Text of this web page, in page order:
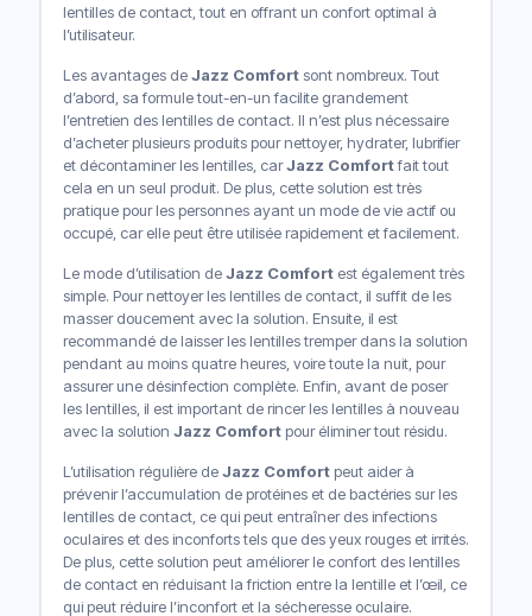
lentilles de contact, tout en offrant un confort optimal à
l’utilisateur.
Les avantages deJazz Comfortsont nombreux. Tout
d’abord, sa formule tout-en-un facilite grandement
l’entretien des lentilles de contact. Il n’est plus nécessaire
d’acheter plusieurs produits pour nettoyer, hydrater, lubrifier
et décontaminer les lentilles, carJazz Comfortfait tout
cela en un seul produit. De plus, cette solution est très
pratique pour les personnes ayant un mode de vie actif ou
occupé, car elle peut être utilisée rapidement et facilement.
Le mode d’utilisation deJazz Comfortest également très
simple. Pour nettoyer les lentilles de contact, il suffit de les
masser doucement avec la solution. Ensuite, il est
recommandé de laisser les lentilles tremper dans la solution
pendant au moins quatre heures, voire toute la nuit, pour
assurer une désinfection complète. Enfin, avant de poser
les lentilles, il est important de rincer les lentilles à nouveau
avec la solution Jazz Comfortpour éliminer tout résidu.
L’utilisation régulière deJazz Comfortpeut aider à
prévenir l’accumulation de protéines et de bactéries sur les
lentilles de contact, ce qui peut entraîner des infections
oculaires et des inconforts tels que des yeux rouges et irrités.
De plus, cette solution peut améliorer le confort des lentilles
de contact en réduisant la friction entre la lentille et l’œil, ce
qui peut réduire l’inconfort et la sécheresse oculaire.